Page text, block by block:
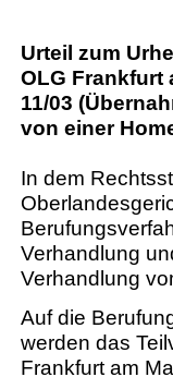
Urteil zum
OLG Frankfurt
11/03
von einer
In dem
Verhandlung
Verhandlung
Auf die
werden das
Frankfurt am